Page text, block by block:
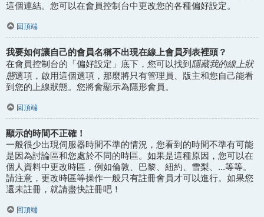
這個連結。您可以在會員控制台中更改您的各種偏好設定。
回頂端
我要如何讓自己的會員名稱不出現在線上會員列表裡頭？
在會員控制台的「偏好設定」底下，您可以找到 隱藏我的線上狀
態選項，啟用這個選項，那麼將只有管理員、版主和您自己能看
到您的上線狀態。您將會顯示為隱形會員。
回頂端
顯示的時間不正確！
一般很少出現伺服器時間不準的情況，您看到的時間不準有可能
是因為討論區和您處於不同的時區。如果是這種原因，您可以在
個人資料中更改時區，例如倫敦、巴黎、紐約、雪梨、...等等。
請注意，更改時區等操作一般只有註冊會員才可以進行。如果您
還未註冊，就請盡快註冊吧！
回頂端